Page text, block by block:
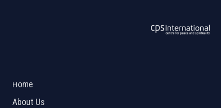
Home
About Us